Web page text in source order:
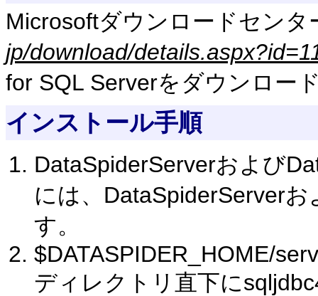
Microsoftダウンロードセンタ
jp/download/
for SQL Serverをダウンロー
インストール手順
DataSpiderServerおよび
には、DataSpiderServer
す。
$DATASPIDER_HOME/
ディレクトリ直下に